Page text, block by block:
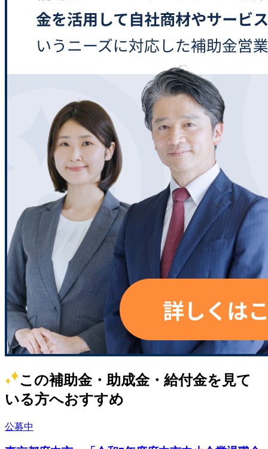
この補助金・助成金・給付金を見て
いる方へおすすめ
公募中